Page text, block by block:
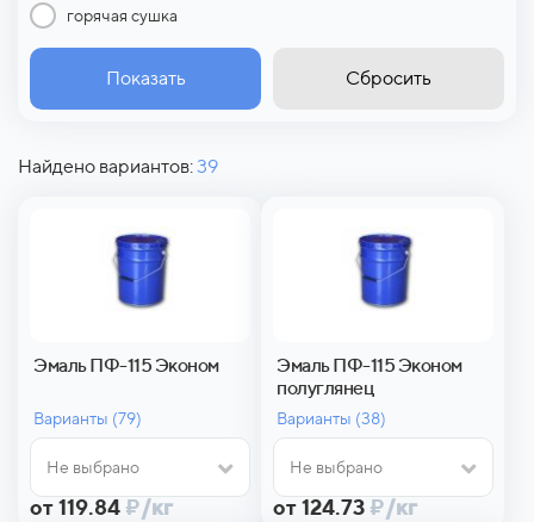
горячая сушка
Показать Сбросить
Найдено вариантов:39
Эмаль ПФ-115 Эконом
Варианты (79)
Не выбрано
от 119.84 ₽/кг
Эмаль ПФ-115 Эконом
полуглянец
Варианты (38)
Не выбрано
от 124.73 ₽/кг